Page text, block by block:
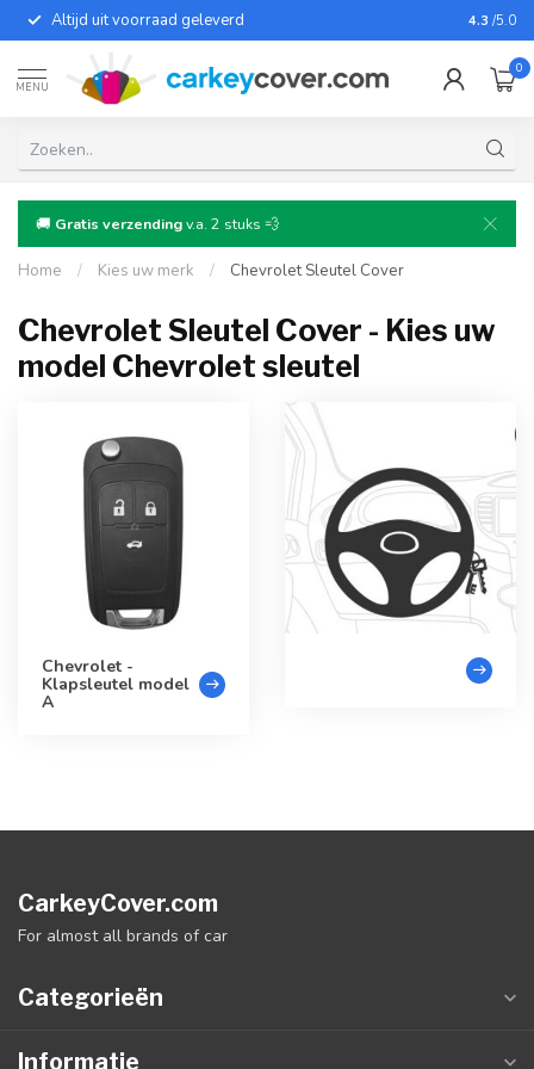
Altijd uit voorraad geleverd Voor
4.3 /5.0
MENU
0
🚚 Gratis verzendingv.a. 2 stuks 💨
Home / Kies uw merk / Chevrolet Sleutel Cover
Chevrolet Sleutel Cover - Kies uw
model Chevrolet sleutel
Chevrolet -
Klapsleutel model
A
CarkeyCover.com
For almost all brands of car
Categorieën
Informatie